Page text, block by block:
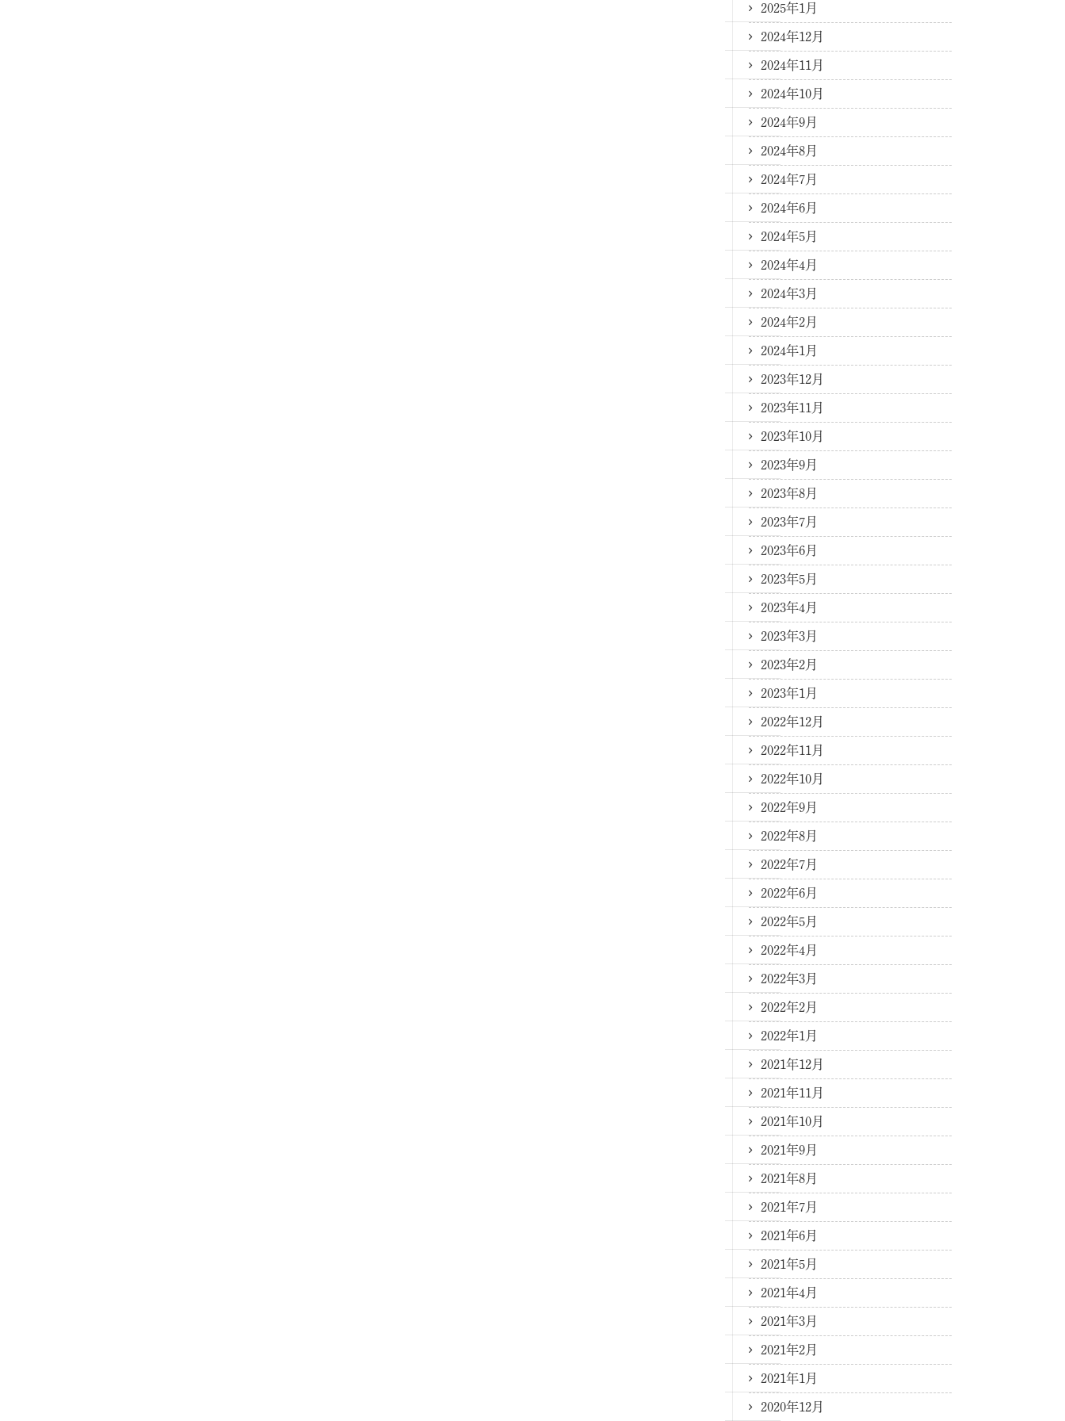
2025年1月
2024年12月
2024年11月
2024年10月
2024年9月
2024年8月
2024年7月
2024年6月
2024年5月
2024年4月
2024年3月
2024年2月
2024年1月
2023年12月
2023年11月
2023年10月
2023年9月
2023年8月
2023年7月
2023年6月
2023年5月
2023年4月
2023年3月
2023年2月
2023年1月
2022年12月
2022年11月
2022年10月
2022年9月
2022年8月
2022年7月
2022年6月
2022年5月
2022年4月
2022年3月
2022年2月
2022年1月
2021年12月
2021年11月
2021年10月
2021年9月
2021年8月
2021年7月
2021年6月
2021年5月
2021年4月
2021年3月
2021年2月
2021年1月
2020年12月